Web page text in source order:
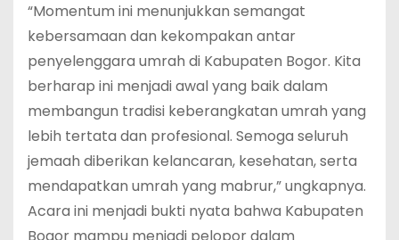
“Momentum ini menunjukkan semangat
kebersamaan dan kekompakan antar
penyelenggara umrah di Kabupaten Bogor. Kita
berharap ini menjadi awal yang baik dalam
membangun tradisi keberangkatan umrah yang
lebih tertata dan profesional. Semoga seluruh
jemaah diberikan kelancaran, kesehatan, serta
mendapatkan umrah yang mabrur,” ungkapnya.
Acara ini menjadi bukti nyata bahwa Kabupaten
Bogor mampu menjadi pelopor dalam